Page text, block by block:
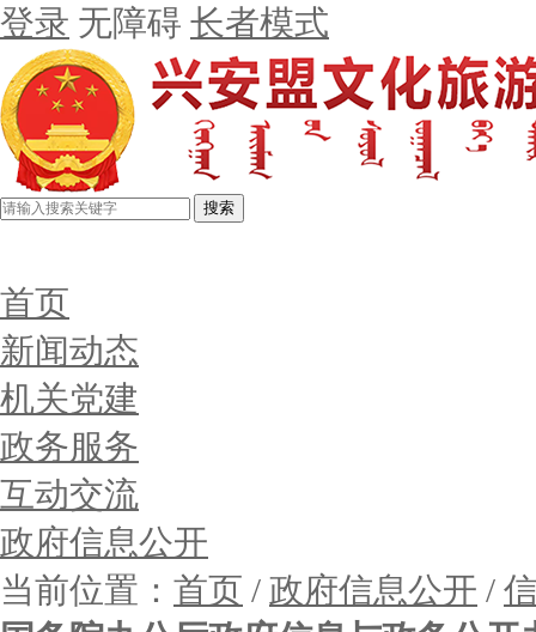
登录 无障碍 长者模式
搜索
首页
新闻动态
机关党建
政务服务
互动交流
政府信息公开
当前位置： 首页 / 政府信息公开 /